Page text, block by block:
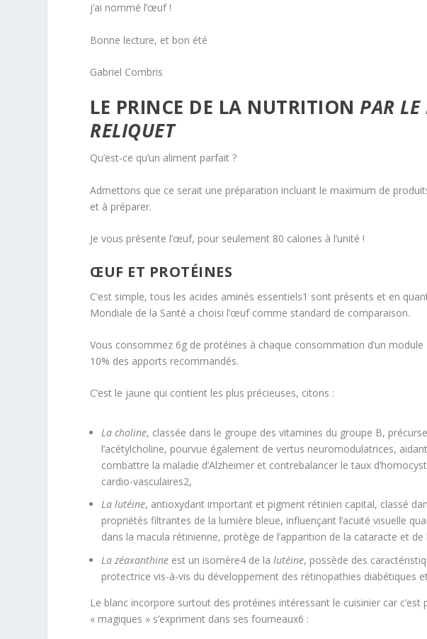
j’ai nommé l’œuf !
Bonne lecture, et bon été
Gabriel Combris
LE PRINCE DE LA NUTRITIONPAR
RELIQUET
Qu’est-ce qu’un aliment parfait ?
Admettons que ce serait une préparation incluant le maximum de
et à préparer.
Je vous présente l’œuf, pour seulement 80 calories à l’unité !
ŒUF ET PROTÉINES
C’est simple, tous les acides aminés essentiels1 sont présents et en
Mondiale de la Santé a choisi l’œuf comme standard de comparaison.
Vous consommez 6g de protéines à chaque consommation d’un
10% des apports recommandés.
C’est le jaune qui contient les plus précieuses, citons :
La choline, classée dans le groupe des vitamines du groupe B,
l’acétylcholine, pourvue également de vertus neuromodulatrices,
combattre la maladie d’Alzheimer et contrebalancer le taux
cardio-vasculaires2,
La lutéine, antioxydant important et pigment rétinien capital, classé
propriétés filtrantes de la lumière bleue, influençant l’acuité visuelle
dans la macula rétinienne, protège de l’apparition de la cataracte et de
La zéaxanthine est un isomère4 de lalutéine, possède des
protectrice vis-à-vis du développement des rétinopathies diabétiques
Le blanc incorpore surtout des protéines intéressant le cuisinier car
« magiques » s’expriment dans ses fourneaux6 :